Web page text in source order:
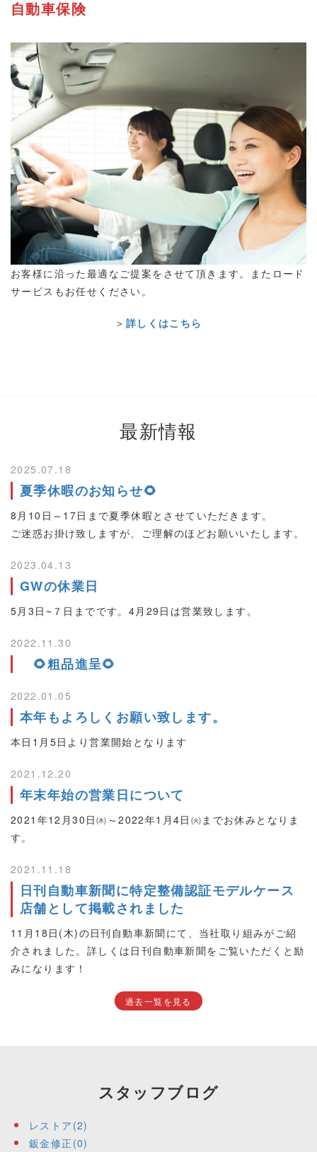
自動車保険
お客様に沿った最適なご提案をさせて頂きます。またロード
サービスもお任せください。
＞ 詳しくはこちら
最新情報
2025.07.18
夏季休暇のお知らせ🌻
8月10日～17日まで夏季休暇とさせていただきます。
ご迷惑お掛け致しますが、ご理解のほどお願いいたします。
2023.04.13
GWの休業日
5月3日~７日までです。4月29日は営業致します。
2022.11.30
🌻粗品進呈🌻
2022.01.05
本年もよろしくお願い致します。
本日1月5日より営業開始となります
2021.12.20
年末年始の営業日について
2021年12月30日㈭～2022年1月4日㈫までお休みとなりま
す。
2021.11.18
日刊自動車新聞に特定整備認証モデルケース
店舗として掲載されました
11月18日(木)の日刊自動車新聞にて、当社取り組みがご紹
介されました。詳しくは日刊自動車新聞をご覧いただくと励
みになります！
過去一覧を見る
スタッフブログ
レストア(2)
鈑金修正(0)